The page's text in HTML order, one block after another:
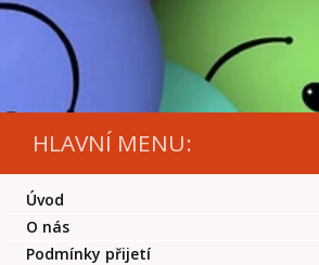
HLAVNÍ MENU:
Úvod
O nás
Podmínky přijetí